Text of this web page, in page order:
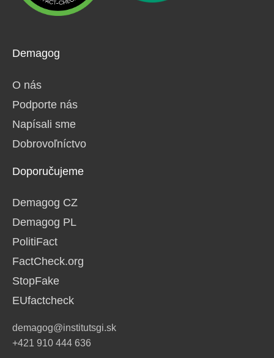
Demagog
O nás
Podporte nás
Napísali sme
Dobrovoľníctvo
Doporučujeme
Demagog CZ
Demagog PL
PolitiFact
FactCheck.org
StopFake
EUfactcheck
demagog@institutsgi.sk
+421 910 444 636